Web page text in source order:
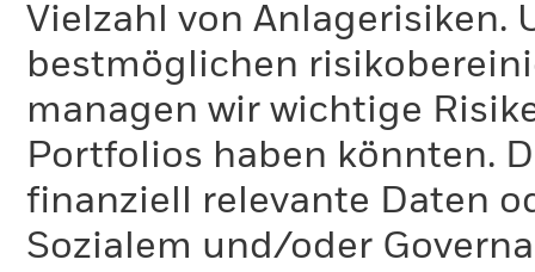
Vielzahl von Anlagerisiken.
bestmöglichen
managen wir wichtige
Portfolios haben könnten.
finanziell relevante Daten
Sozialem und/oder